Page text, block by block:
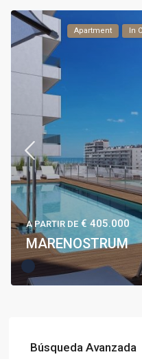
Apartment In
A PARTIR DE€ 405.000
MARENOSTRUM
Búsqueda Avanzada